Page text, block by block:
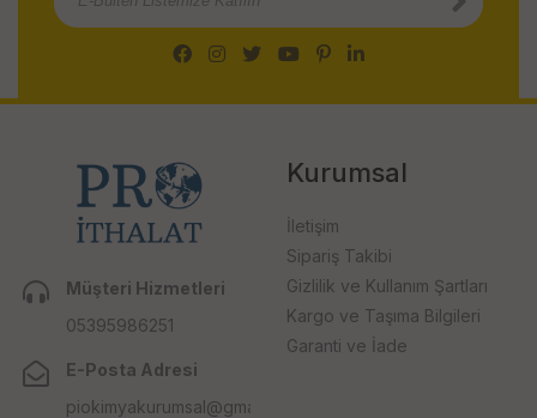
Müşteri Hizmetleri
05395986251
E-Posta Adresi
piokimyakurumsal@gmail.com
Kurumsal
İletişim
Sipariş Takibi
Gizlilik ve Kullanım Şartları
Kargo ve Taşıma Bilgileri
Garanti ve İade